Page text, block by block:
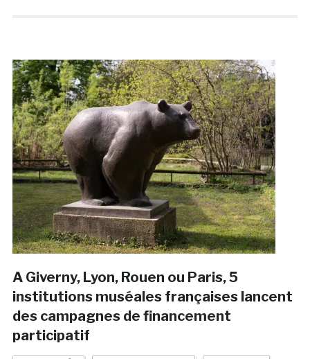
A Giverny, Lyon, Rouen ou Paris, 5
institutions muséales françaises lancent
des campagnes de financement
participatif